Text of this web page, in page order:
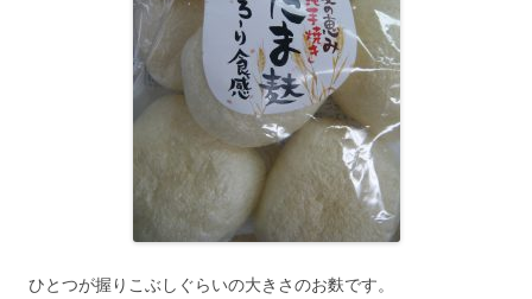
ひとつが握りこぶしぐらいの大きさのお麩です。